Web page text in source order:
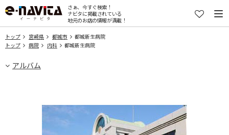
さぁ、今すぐ検索！
ナビタに掲載されている
地元のお店の情報が満載！
トップ 宮崎県 都城市
都城新生病院
トップ
病院 内科 都城新生病院
アルバム